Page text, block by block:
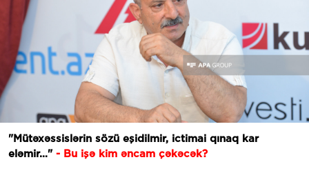
"Mütəxəssislərin sözü eşidilmir, ictimai qınaq kar
eləmir…" - Bu işə kim əncam çəkəcək?